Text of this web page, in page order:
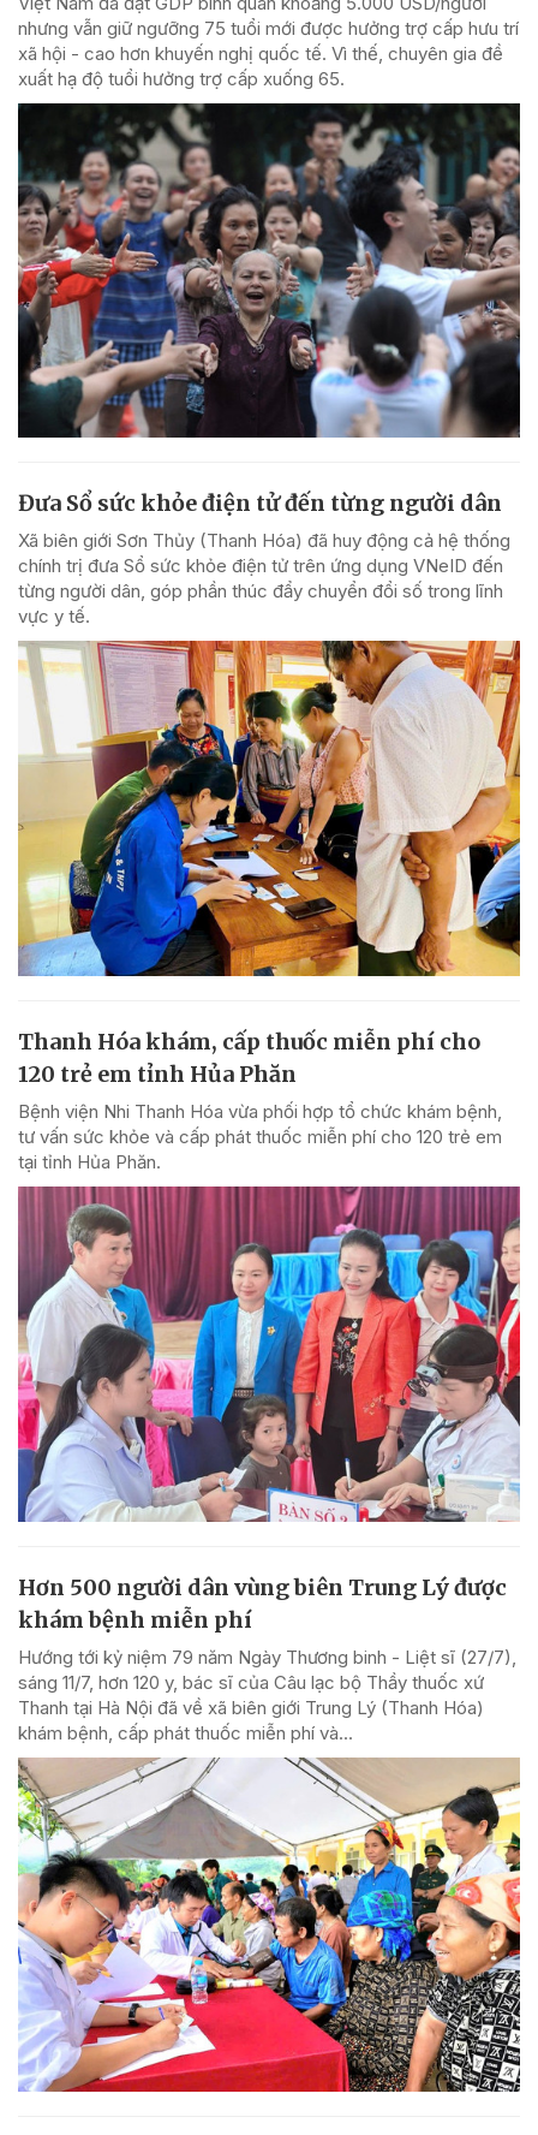
nhưng vẫn giữ ngưỡng 75 tuổi mới được hưởng trợ cấp hưu trí
xã hội - cao hơn khuyến nghị quốc tế. Vì thế, chuyên gia đề
xuất hạ độ tuổi hưởng trợ cấp xuống 65.
Đưa Sổ sức khỏe điện tử đến từng người dân
Xã biên giới Sơn Thủy (Thanh Hóa) đã huy động cả hệ thống
chính trị đưa Sổ sức khỏe điện tử trên ứng dụng VNeID đến
từng người dân, góp phần thúc đẩy chuyển đổi số trong lĩnh
vực y tế.
Thanh Hóa khám, cấp thuốc miễn phí cho
120 trẻ em tỉnh Hủa Phăn
Bệnh viện Nhi Thanh Hóa vừa phối hợp tổ chức khám bệnh,
tư vấn sức khỏe và cấp phát thuốc miễn phí cho 120 trẻ em
tại tỉnh Hủa Phăn.
Hơn 500 người dân vùng biên Trung Lý được
khám bệnh miễn phí
Hướng tới kỷ niệm 79 năm Ngày Thương binh - Liệt sĩ (27/7),
sáng 11/7, hơn 120 y, bác sĩ của Câu lạc bộ Thầy thuốc xứ
Thanh tại Hà Nội đã về xã biên giới Trung Lý (Thanh Hóa)
khám bệnh, cấp phát thuốc miễn phí và...